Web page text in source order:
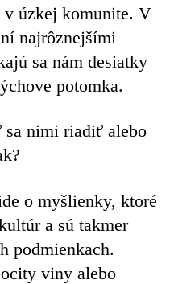
úzkej komunite. V
najrôznejšími
sa nám desiatky
potomka.
sa nimi riadiť alebo
o myšlienky, ktoré
a sú takmer
podmienkach.
viny alebo